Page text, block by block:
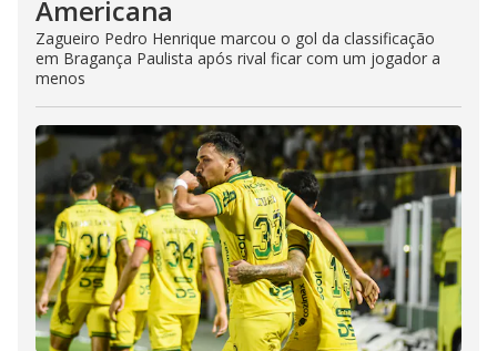
Americana
Zagueiro Pedro Henrique marcou o gol da classificação
em Bragança Paulista após rival ficar com um jogador a
menos